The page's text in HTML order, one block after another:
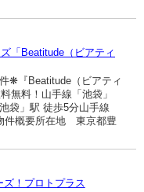
「Beatitude（ビアティ
❋『Beatitude（ビアティ
無料！山手線「池袋」
袋」駅 徒歩5分山手線
件概要所在地 東京都豊
！プロトプラス